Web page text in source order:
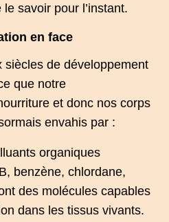
savoir pour l’instant.
en face
siècles de développement
que notre
et donc nos corps
envahis par :
organiques
benzène, chlordane,
des molécules capables
dans les tissus vivants.